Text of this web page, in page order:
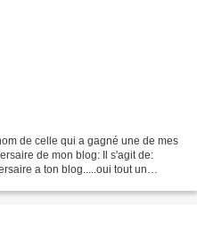
de celle qui a gagné une de mes
de mon blog: Il s'agit de:
a ton blog.....oui tout un